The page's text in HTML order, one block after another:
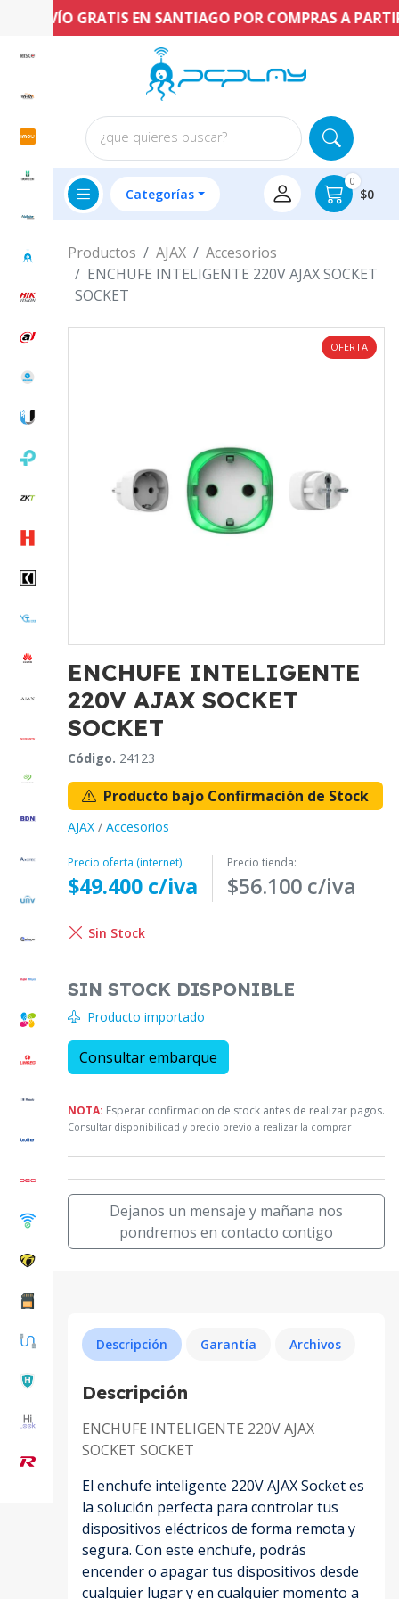
ENVÍO GRATIS EN SANTIAGO POR COMPRAS A PARTIR
¿que quieres buscar?
Categorías
0
$0
Productos AJAX
Accesorios
ENCHUFE INTELIGENTE 220V AJAX SOCKET
SOCKET
OFERTA
ENCHUFE INTELIGENTE
220V AJAX SOCKET
SOCKET
Código. 24123
Producto bajo Confirmación de Stock
AJAX / Accesorios
Precio oferta (internet):
$49.400 c/iva
Precio tienda:
$56.100 c/iva
Sin Stock
SIN STOCK DISPONIBLE
Producto importado
Consultar embarque
NOTA: Esperar confirmacion de stock antes de realizar pagos.
Consultar disponibilidad y precio previo a realizar la comprar
Dejanos un mensaje y mañana nos
pondremos en contacto contigo
Descripción Garantía Archivos
Descripción
ENCHUFE INTELIGENTE 220V AJAX
SOCKET SOCKET
El enchufe inteligente 220V AJAX Socket es
la solución perfecta para controlar tus
dispositivos eléctricos de forma remota y
segura. Con este enchufe, podrás
encender o apagar tus dispositivos desde
cualquier lugar y en cualquier momento a